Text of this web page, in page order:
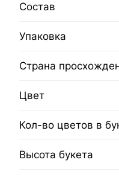
Состав
Упаковка
Страна
Цвет
Кол-во цветов в
Высота букета